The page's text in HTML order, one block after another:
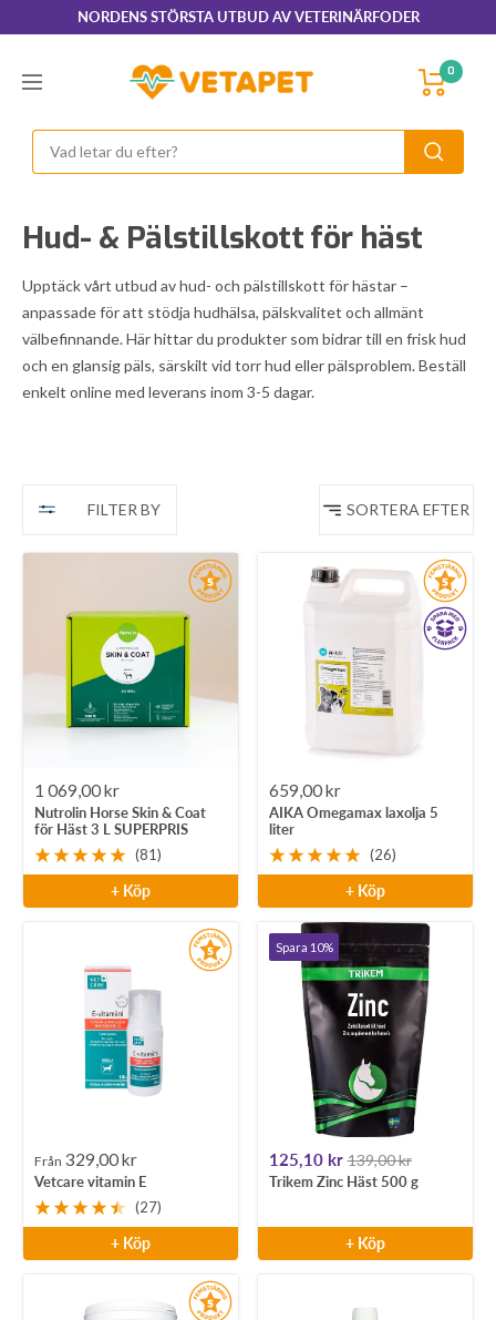
till
NORDENS STÖRSTA UTBUD AV VETERINÄRFODER
Navigering
VetaPet.com 0
Hud- & Pälstillskott för häst
Upptäck vårt utbud av hud- och pälstillskott för hästar –
anpassade för att stödja hudhälsa, pälskvalitet och allmänt
välbefinnande. Här hittar du produkter som bidrar till en frisk hud
och en glansig päls, särskilt vid torr hud eller pälsproblem. Beställ
enkelt online med leverans inom 3-5 dagar.
FILTER BY SORTERA EFTER
Rea-
pris
1 069,00 kr
Nutrolin Horse Skin & Coat
för Häst 3 L SUPERPRIS
(81)
+ Köp
Rea-
pris
659,00 kr
AIKA Omegamax laxolja 5
liter
(26)
+ Köp
Rea-
pris
Från 329,00 kr
Vetcare vitamin E
(27)
+ Köp
Spara 10%
Rea-
pris
125,10 kr139,00 kr
Trikem Zinc Häst 500 g
+ Köp